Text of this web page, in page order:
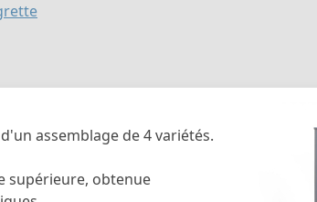
assemblage de 4 variétés.
supérieure, obtenue